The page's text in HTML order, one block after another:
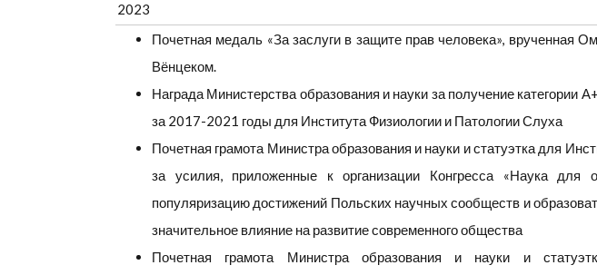
2023
Почетная медаль «За заслуги в защите прав человека»,
Вёнцеком.
Награда Министерства образования и науки за получение категории
за 2017-2021 годы для Института Физиологии и Патологии Слуха
Почетная грамота Министра образования и науки и статуэтка для
за усилия, приложенные к организации Конгресса «Наука
популяризацию достижений Польских научных сообществ и
значительное влияние на развитие современного общества
Почетная грамота Министра образования и науки и